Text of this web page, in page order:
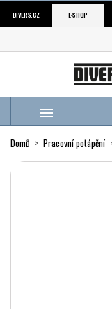
DIVERS.CZ E-SHOP

Domů Pracovní potápění